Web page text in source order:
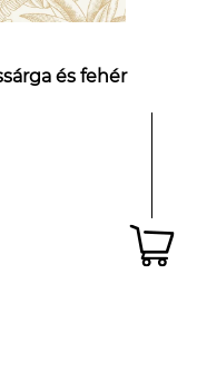
és fehér